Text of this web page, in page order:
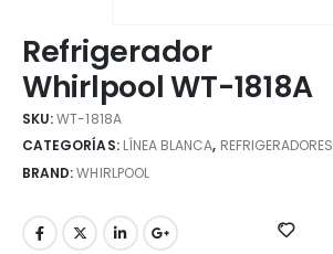
Refrigerador
Whirlpool WT-1818A
SKU:WT-1818A
CATEGORÍAS: LÍNEA BLANCA, REFRIGERADORES
BRAND:WHIRLPOOL